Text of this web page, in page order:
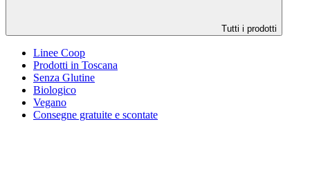
Tutti i prodotti
Linee Coop
Prodotti in Toscana
Senza Glutine
Biologico
Vegano
Consegne gratuite e scontate